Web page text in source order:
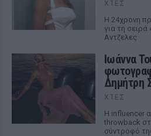
ΧΤΕΣ
Η 24χρονη
για τη
Αντζελες
Ιωάννα
Δημήτρη
ΧΤΕΣ
Η influencer
throwback
σύντροφό